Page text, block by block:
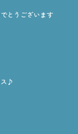
とうございます
ス♪